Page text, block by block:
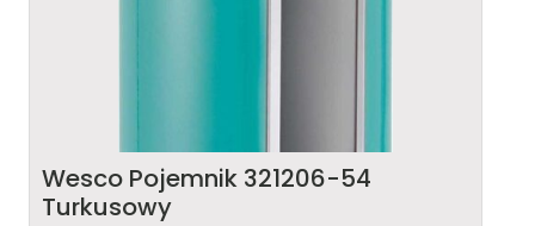
Wesco Pojemnik 321206-54
Turkusowy